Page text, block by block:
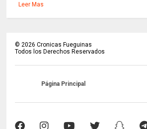
Leer Mas
© 2026 Cronicas Fueguinas
Todos los Derechos Reservados
Página Principal